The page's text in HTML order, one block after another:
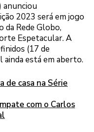
anunciou
2023 será em jogo
da Rede Globo,
Espetacular. A
(17 de
ainda está em aberto.
de casa na Série
com o Carlos